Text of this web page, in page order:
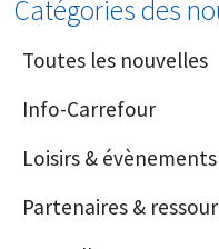
Catégories des
Toutes les nouvelles
Info-Carrefour
Loisirs & évènements
Partenaires &